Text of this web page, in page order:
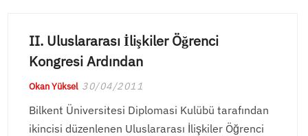
II. Uluslararası İlişkiler Öğrenci
Kongresi Ardından
Okan Yüksel 30/04/2011
Bilkent Üniversitesi Diplomasi Kulübü tarafından
ikincisi düzenlenen Uluslararası İlişkiler Öğrenci